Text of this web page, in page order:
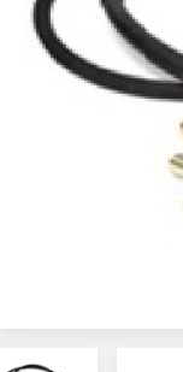
Sazināties